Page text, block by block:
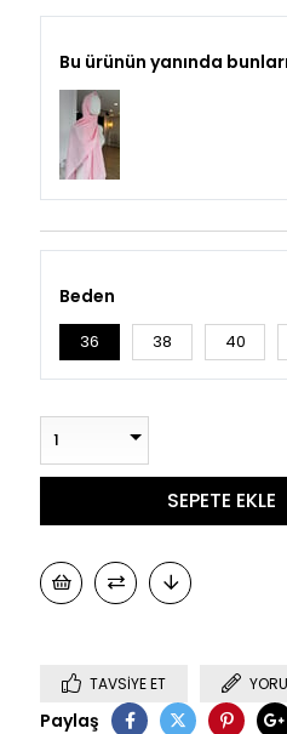
Bu ürünün yanında
Beden
36 38 40
TAVSIYE ET
Paylaş